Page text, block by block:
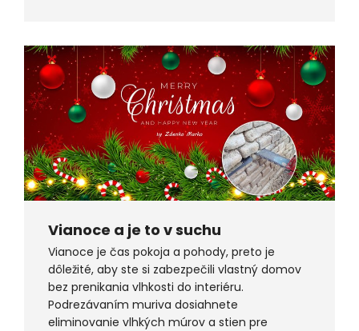
Vianoce a je to v suchu
Vianoce je čas pokoja a pohody, preto je
dôležité, aby ste si zabezpečili vlastný domov
bez prenikania vlhkosti do interiéru.
Podrezávaním muriva dosiahnete
eliminovanie vlhkých múrov a stien pre